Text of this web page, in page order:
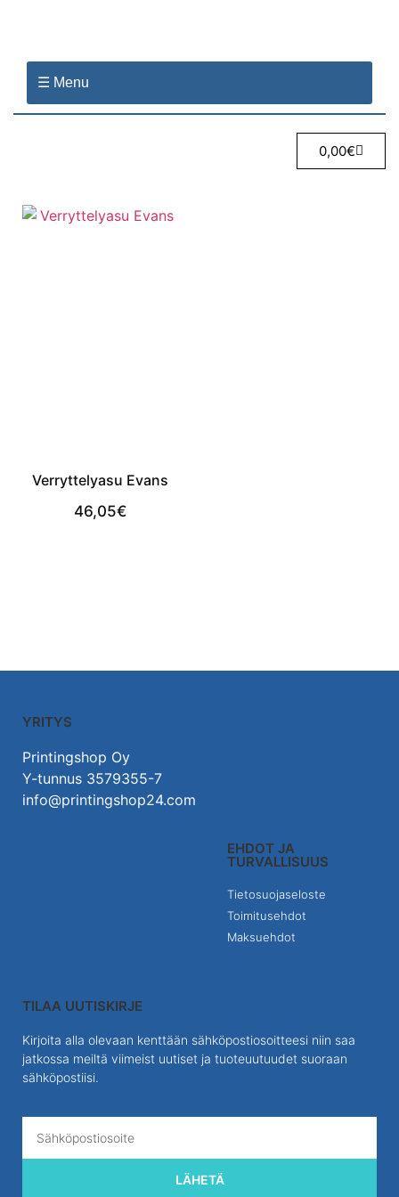
☰ Menu
0,00€
Verryttelyasu Evans
46,05€
YRITYS
Printingshop Oy
Y-tunnus 3579355-7
info@printingshop24.com
EHDOT JA
TURVALLISUUS
Tietosuojaseloste
Toimitusehdot
Maksuehdot
TILAA UUTISKIRJE
Kirjoita alla olevaan kenttään sähköpostiosoitteesi niin saa
jatkossa meiltä viimeist uutiset ja tuoteuutuudet suoraan
sähköpostiisi.
LÄHETÄ